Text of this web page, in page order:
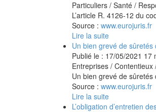
Particuliers / Santé /
L’article R. 4126-12 du
Source : www.eurojuris.fr
Lire la suite
Un bien grevé de
Publié le : 17/05/2021 17
Entreprises / Contentieux
Un bien grevé de sûretés
Source : www.eurojuris.fr
Lire la suite
L’obligation d’entretien